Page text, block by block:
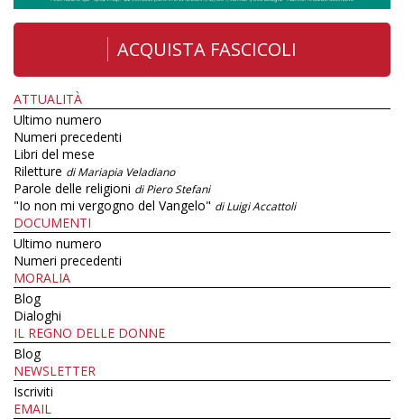
ACQUISTA FASCICOLI
ATTUALITÀ
Ultimo numero
Numeri precedenti
Libri del mese
Riletture di Mariapia Veladiano
Parole delle religioni di Piero Stefani
"Io non mi vergogno del Vangelo" di Luigi Accattoli
DOCUMENTI
Ultimo numero
Numeri precedenti
MORALIA
Blog
Dialoghi
IL REGNO DELLE DONNE
Blog
NEWSLETTER
Iscriviti
EMAIL